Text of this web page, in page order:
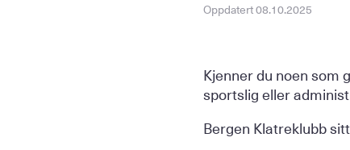
Oppdatert 08.10.2025
Kjenner du noen som
sportslig eller
Bergen Klatreklubb